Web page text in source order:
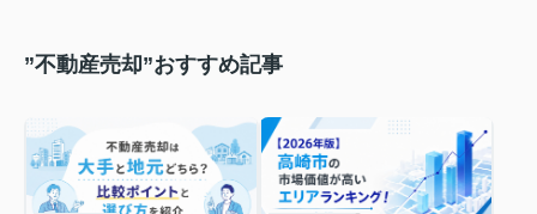
”不動産売却”おすすめ記事